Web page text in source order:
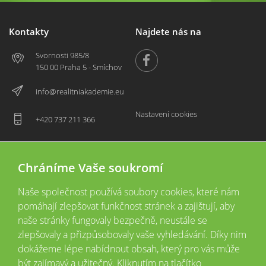
Kontakty
Svornosti 985/8
150 00 Praha 5 - Smíchov
info@realitniakademie.eu
+420 737 211 366
Najdete nás na
Nastavení cookies
2026 © CopyrightVšechna práva vyhrazena
Tyto webové stránky jsou provozovány společností Realitní akademie České
Chráníme Vaše soukromí
Naše společnost používá soubory cookies, které nám
pomáhají zlepšovat funkčnost stránek a zajištují, aby
naše stránky fungovaly bezpečně, neustále se
zlepšovaly a přizpůsobovaly vaše vyhledávání. Díky nim
dokážeme lépe nabídnout obsah, který pro vás může
být zajímavý a užitečný. Kliknutím na tlačítko